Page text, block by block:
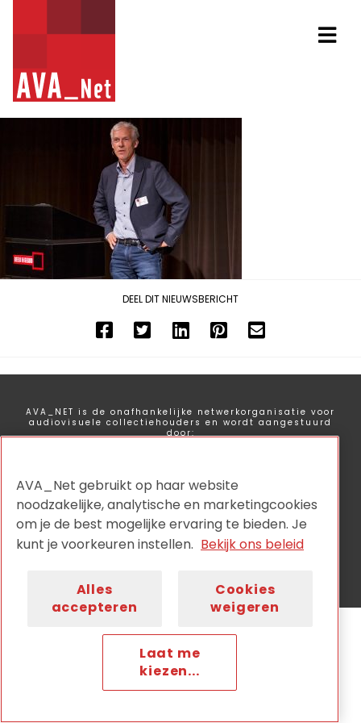
AVA_NET
DEEL DIT NIEUWSBERICHT
AVA_NET is de onafhankelijke netwerkorganisatie voor
audiovisuele collectiehouders en wordt aangestuurd
door:
Privacy Disclaimer Cookiebeleid
Nieuwsbrief
AVA_Net gebruikt op haar website
noodzakelijke, analytische en marketingcookies
om je de best mogelijke ervaring te bieden. Je
kunt je voorkeuren instellen. Bekijk ons beleid
Alles
accepteren
Cookies
weigeren
Laat me
kiezen...